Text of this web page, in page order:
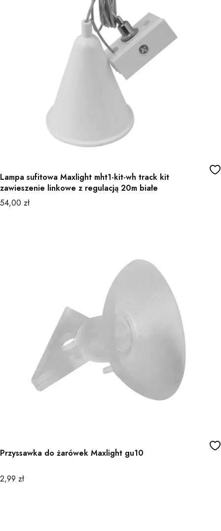
Lampa sufitowa Maxlight mht1-kit-wh track kit
zawieszenie linkowe z regulacją 20m białe
Cena
54,00 zł
Przyssawka do żarówek Maxlight gu10
Cena
2,99 zł